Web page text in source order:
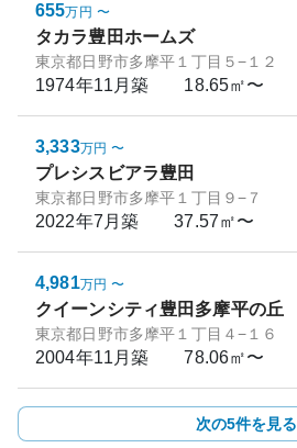
655万円 〜
タカラ豊田ホームズ
東京都日野市多摩平１丁目５−１２
1974年11月築 18.65㎡〜
3,333万円 〜
プレシスビアラ豊田
東京都日野市多摩平１丁目９−７
2022年7月築 37.57㎡〜
4,981万円 〜
クイーンシティ豊田多摩平の丘
東京都日野市多摩平１丁目４−１６
2004年11月築 78.06㎡〜
次の5件を見る